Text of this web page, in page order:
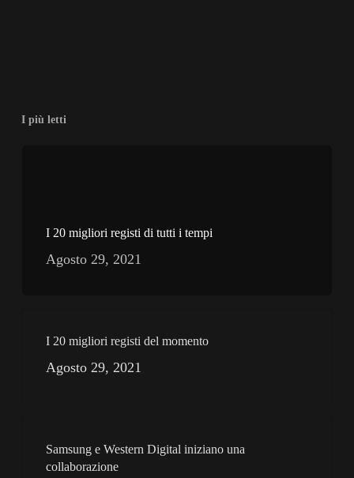
I più letti
I 20 migliori registi di tutti i tempi
Agosto 29, 2021
I 20 migliori registi del momento
Agosto 29, 2021
Samsung e Western Digital iniziano una
collaborazione